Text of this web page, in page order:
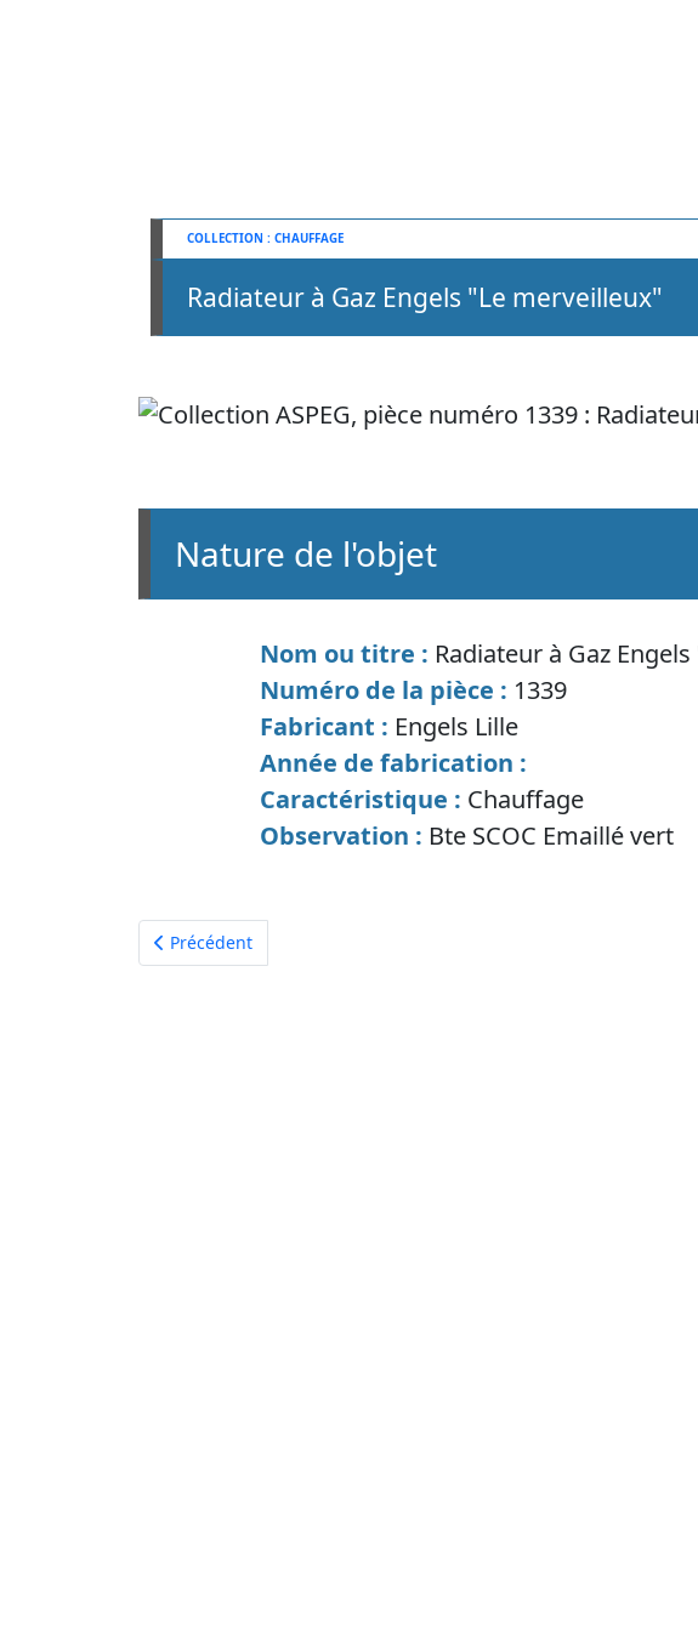
CHAUFFAGE
Radiateur à Gaz Engels "Le merveilleux"
nature de l'objet
Nom ou titre : Radiateur à Gaz
Numéro de la pièce : 1339
Fabricant : Engels Lille
Année de fabrication :
Caractéristique : Chauffage
Observation : Bte SCOC Emaillé vert
Article précédent : radiateur chauffage avec bougies vert fonte
Précédent